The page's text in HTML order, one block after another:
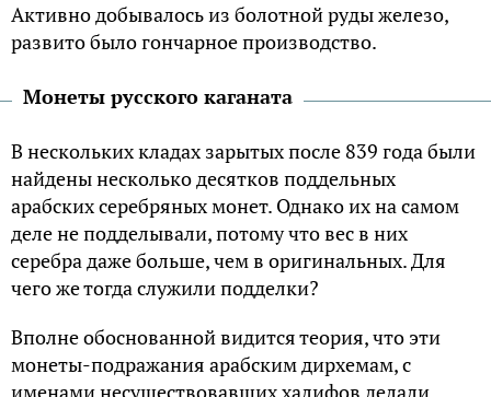
Активно добывалось из болотной руды железо,
развито было гончарное производство.
Монеты русского каганата
В нескольких кладах зарытых после 839 года были
найдены несколько десятков поддельных
арабских серебряных монет. Однако их на самом
деле не подделывали, потому что вес в них
серебра даже больше, чем в оригинальных. Для
чего же тогда служили подделки?
Вполне обоснованной видится теория, что эти
монеты-подражания арабским дирхемам, с